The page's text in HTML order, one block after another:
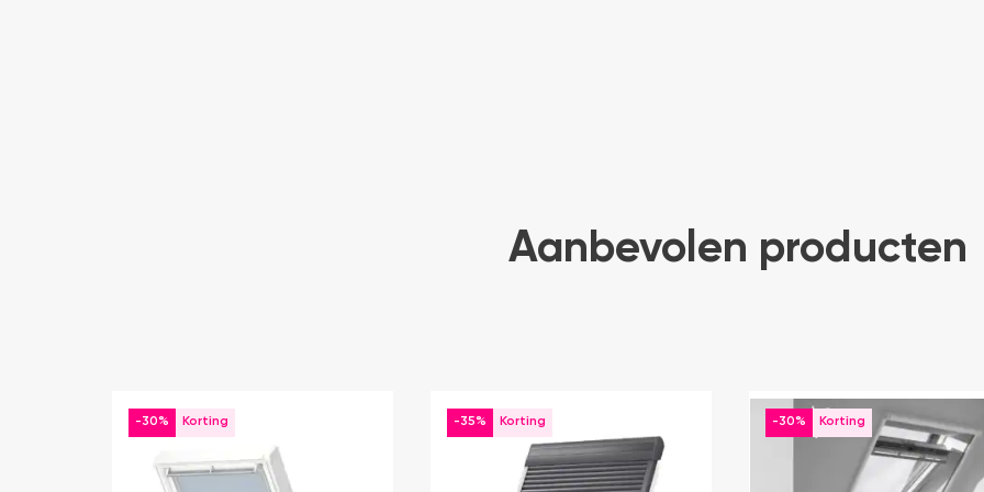
Aanbevolen producten
-30% -35% -30%